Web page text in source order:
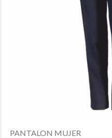
PANTALON MUJER